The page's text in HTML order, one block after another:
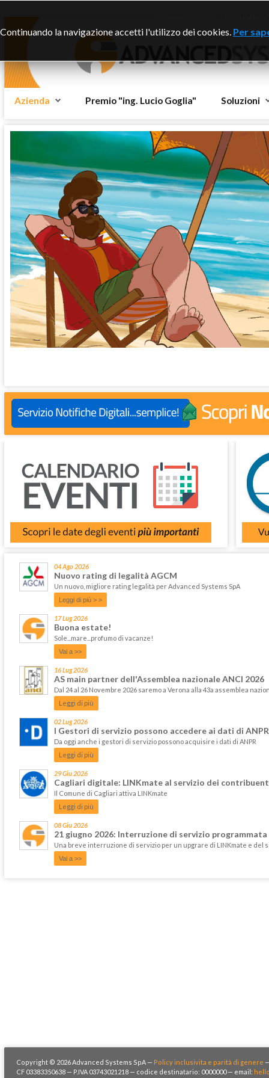
Azienda Premio "ing. Lucio Goglia" Soluzioni
04 Ago 2026
Nuovo rating di legalità AGCM
Un nuovo, migliore rating legalità per Advanced Systems SpA
Leggi di più > >
17 Lug 2026
Buona estate!
Sole...mare...profumo di vacanze!
Vai a >>
16 Lug 2026
AS main partner dell'Assemblea nazionale ANCI 2026
Dal 24 al 26 Novembre 2026 saremo a Verona alla 43a assemblea
Leggi di più
02 Lug 2026
I Gestori di servizio possono accedere ai dati di ANPR
Da oggi anche i gestori di servizio possono acquisire i dati di ANPR
Leggi di più
29 Giu 2026
Cagliari digitale: LINKmate al servizio dei
Il Comune di Cagliari attiva LINKmate
Leggi di più
08 Giu 2026
21 giugno 2026: Interruzione di servizio programmata
Una breve interruzione di servizio per un upgrare di LINKmate e del
Vai a >>
Copyright © 2026 Advanced Systems SpA — Policy inclusivita e parità di genere
CF 03383350638 — P.IVA 03743021218 — codice destinatario: 0000000 — email:
Continuando la navigazione accetti l'utilizzo dei cookies. Per